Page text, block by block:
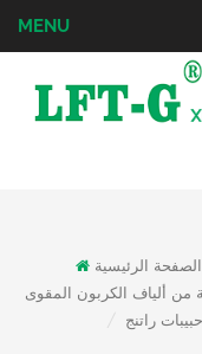
MENU
الصفحة الرئيسية